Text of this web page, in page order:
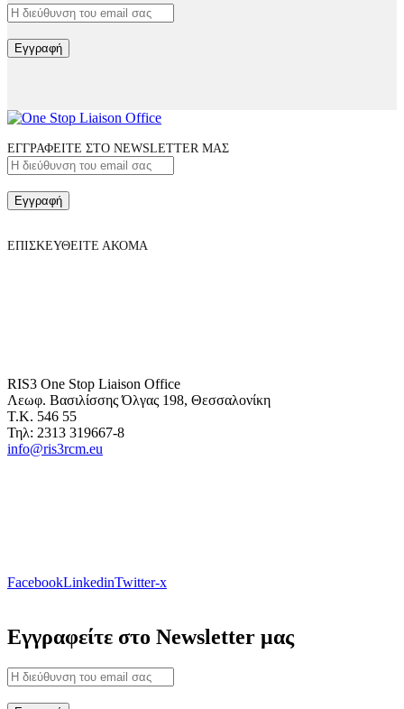
Εγγραφή
ΕΓΓΡΑΦΕΙΤΕ ΣΤΟ NEWSLETTER ΜΑΣ
Εγγραφή
ΕΠΙΣΚΕΥΘΕΙΤΕ ΑΚΟΜΑ
RIS3 One Stop Liaison Office
Λεωφ. Βασιλίσσης Όλγας 198, Θεσσαλονίκη
Τ.Κ. 546 55
Τηλ: 2313 319667-8
info@ris3rcm.eu
FacebookLinkedinTwitter-x
Εγγραφείτε στο Newsletter μας